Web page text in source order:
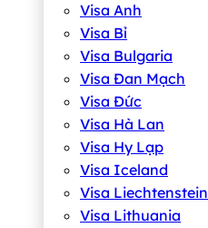
Visa Anh
Visa Bỉ
Visa Bulgaria
Visa Đan Mạch
Visa Đức
Visa Hà Lan
Visa Hy Lạp
Visa Iceland
Visa Liechtenstein
Visa Lithuania